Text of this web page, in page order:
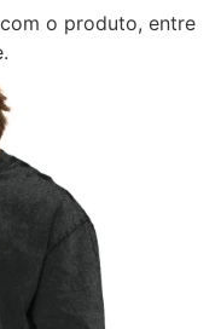
o produto, entre